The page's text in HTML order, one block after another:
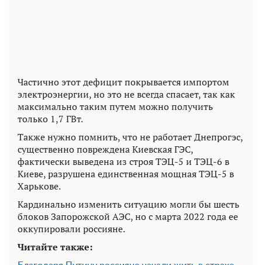
Частично этот дефицит покрывается импортом
электроэнергии, но это не всегда спасает, так как
максимально таким путем можно получить
только 1,7 ГВт.
Также нужно помнить, что не работает Днепрогэс,
существенно повреждена Киевская ГЭС,
фактически выведена из строя ТЭЦ-5 и ТЭЦ-6 в
Киеве, разрушена единственная мощная ТЭЦ-5 в
Харькове.
Кардинально изменить ситуацию могли бы шесть
блоков Запорожской АЭС, но с марта 2022 года ее
оккупировали россияне.
Читайте также: